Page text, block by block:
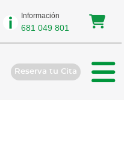
Información
681 049 801
Reserva tu Cita